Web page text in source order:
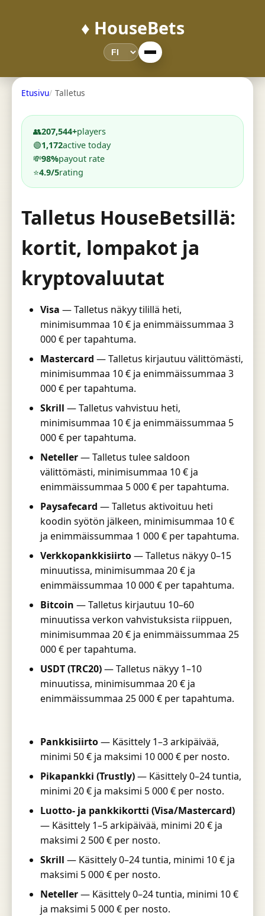
♦️ HouseBets
Etusivu Talletus
👥207,544+players
🟢1,172active today
💸98%payout rate
⭐4.9/5rating
Talletus HouseBetsillä:
kortit, lompakot ja
kryptovaluutat
Visa — Talletus näkyy tilillä heti,
minimisummaa 10 € ja enimmäissummaa 3
000 € per tapahtuma.
Mastercard — Talletus kirjautuu välittömästi,
minimisummaa 10 € ja enimmäissummaa 3
000 € per tapahtuma.
Skrill — Talletus vahvistuu heti,
minimisummaa 10 € ja enimmäissummaa 5
000 € per tapahtuma.
Neteller— Talletus tulee saldoon
välittömästi, minimisummaa 10 € ja
enimmäissummaa 5 000 € per tapahtuma.
Paysafecard — Talletus aktivoituu heti
koodin syötön jälkeen, minimisummaa 10 €
ja enimmäissummaa 1 000 € per tapahtuma.
Verkkopankkisiirto— Talletus näkyy 0–15
minuutissa, minimisummaa 20 € ja
enimmäissummaa 10 000 € per tapahtuma.
Bitcoin — Talletus kirjautuu 10–60
minuutissa verkon vahvistuksista riippuen,
minimisummaa 20 € ja enimmäissummaa 25
000 € per tapahtuma.
USDT (TRC20)— Talletus näkyy 1–10
minuutissa, minimisummaa 20 € ja
enimmäissummaa 25 000 € per tapahtuma.
Pankkisiirto— Käsittely 1–3 arkipäivää,
minimi 50 € ja maksimi 10 000 € per nosto.
Pikapankki (Trustly)— Käsittely 0–24 tuntia,
minimi 20 € ja maksimi 5 000 € per nosto.
Luotto- ja pankkikortti (Visa/Mastercard)
— Käsittely 1–5 arkipäivää, minimi 20 € ja
maksimi 2 500 € per nosto.
Skrill — Käsittely 0–24 tuntia, minimi 10 € ja
maksimi 5 000 € per nosto.
Neteller— Käsittely 0–24 tuntia, minimi 10 €
ja maksimi 5 000 € per nosto.